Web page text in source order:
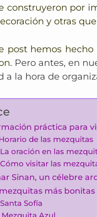
construyeron por
y otras
post hemos
Pero antes, en
a la hora de
práctica para
de las mezquitas
La oración en las
Cómo visitar las
Sinan, un célebre
más
Santa Sofía